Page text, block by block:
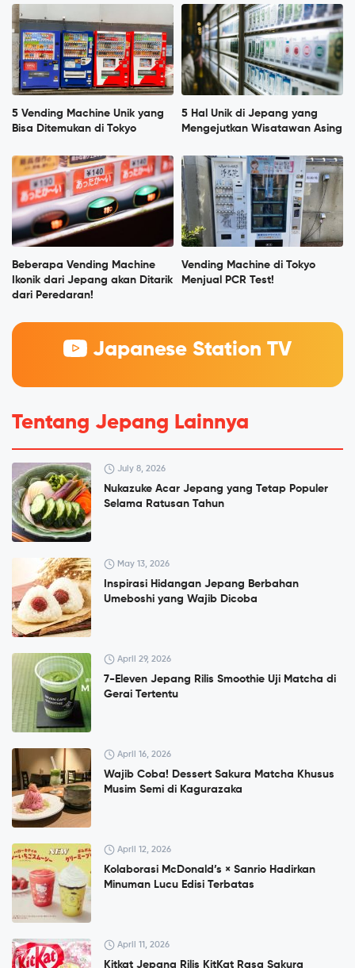
5 Vending Machine Unik yang
Bisa Ditemukan di Tokyo
5 Hal Unik di Jepang yang
Mengejutkan Wisatawan Asing
Beberapa Vending Machine
Ikonik dari Jepang akan Ditarik
dari Peredaran!
Vending Machine di Tokyo
Menjual PCR Test!
Japanese Station TV
Tentang Jepang Lainnya
July 8, 2026
Nukazuke Acar Jepang yang Tetap Populer
Selama Ratusan Tahun
May 13, 2026
Inspirasi Hidangan Jepang Berbahan
Umeboshi yang Wajib Dicoba
April 29, 2026
7-Eleven Jepang Rilis Smoothie Uji Matcha di
Gerai Tertentu
April 16, 2026
Wajib Coba! Dessert Sakura Matcha Khusus
Musim Semi di Kagurazaka
April 12, 2026
Kolaborasi McDonald’s × Sanrio Hadirkan
Minuman Lucu Edisi Terbatas
April 11, 2026
Kitkat Jepang Rilis KitKat Rasa Sakura